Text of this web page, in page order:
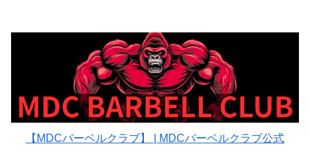
【MDCバーベルクラブ】 | MDCバーベルクラブ公式